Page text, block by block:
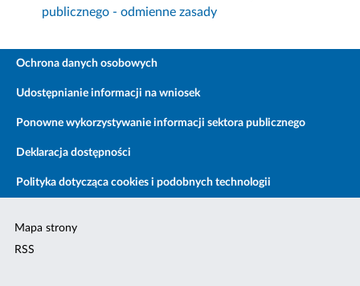
publicznego - odmienne zasady
Ochrona danych osobowych
Udostępnianie informacji na wniosek
Ponowne wykorzystywanie informacji sektora publicznego
Deklaracja dostępności
Polityka dotycząca cookies i podobnych technologii
Mapa strony
RSS